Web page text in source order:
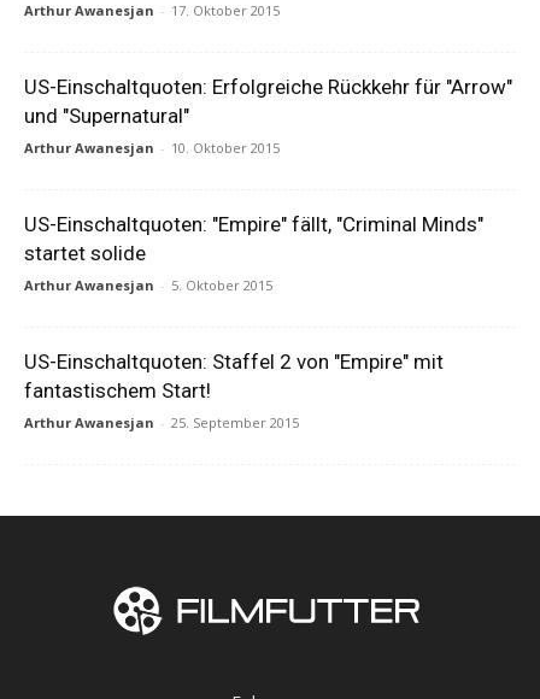
Arthur Awanesjan - 17. Oktober 2015
US-Einschaltquoten: Erfolgreiche Rückkehr für "Arrow"
und "Supernatural"
Arthur Awanesjan - 10. Oktober 2015
US-Einschaltquoten: "Empire" fällt, "Criminal Minds"
startet solide
Arthur Awanesjan - 5. Oktober 2015
US-Einschaltquoten: Staffel 2 von "Empire" mit
fantastischem Start!
Arthur Awanesjan - 25. September 2015